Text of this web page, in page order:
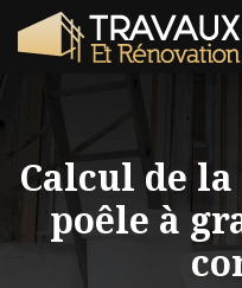
Calcul de la
poêle à